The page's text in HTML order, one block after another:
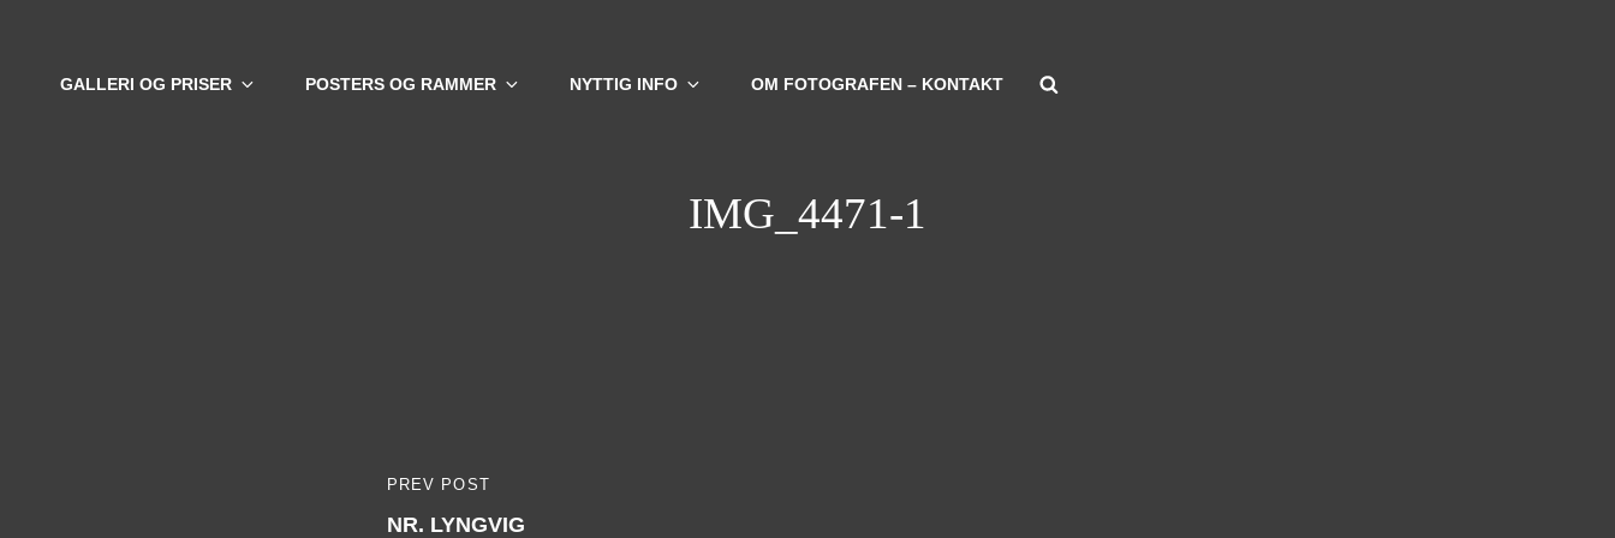
GALLERI OG PRISER POSTERS OG RAMMER NYTTIG INFO OM FOTOGRAFEN – KONTAKT
IMG_4471-1
Indlægsnavigation
PREVIOUS
POST
PREV POST
NR. LYNGVIG